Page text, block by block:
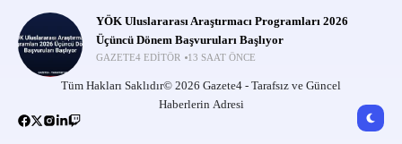
YÖK Uluslararası Araştırmacı Programları 2026
Üçüncü Dönem Başvuruları Başlıyor
GAZETE4 EDITÖR 13 SAAT ÖNCE
Tüm Hakları Saklıdır© 2026 Gazete4 - Tarafsız ve Güncel
Haberlerin Adresi